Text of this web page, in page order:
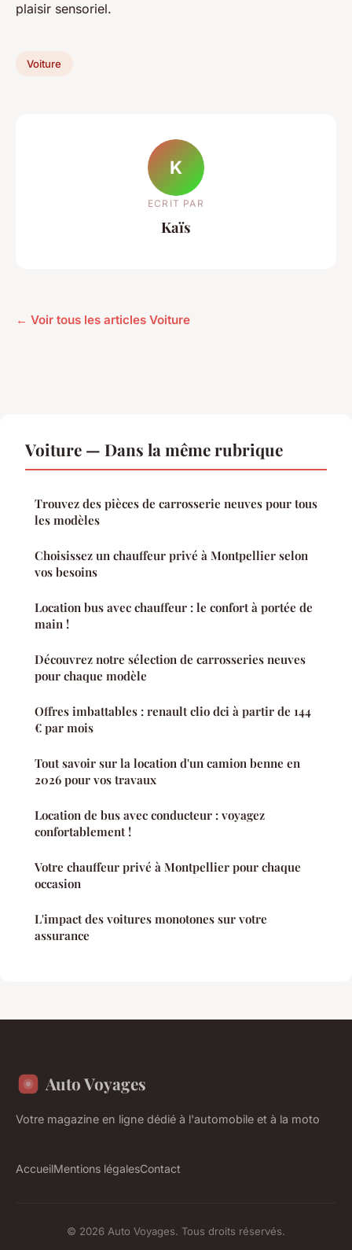
plaisir sensoriel.
Voiture
K
ECRIT PAR
Kaïs
← Voir tous les articles Voiture
Voiture — Dans la même rubrique
Trouvez des pièces de carrosserie neuves pour tous
les modèles
Choisissez un chauffeur privé à Montpellier selon
vos besoins
Location bus avec chauffeur : le confort à portée de
main !
Découvrez notre sélection de carrosseries neuves
pour chaque modèle
Offres imbattables : renault clio dci à partir de 144
€ par mois
Tout savoir sur la location d'un camion benne en
2026 pour vos travaux
Location de bus avec conducteur : voyagez
confortablement !
Votre chauffeur privé à Montpellier pour chaque
occasion
L'impact des voitures monotones sur votre
assurance
Auto Voyages
Votre magazine en ligne dédié à l'automobile et à la moto
AccueilMentions légalesContact
© 2026 Auto Voyages. Tous droits réservés.